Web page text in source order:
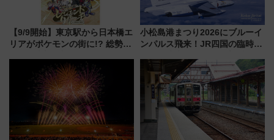
【9/9開始】東京駅から日本橋エ
リアがポケモンの街に!? 総勢
リサーチ」本格謎解き・グッズ
情報まとめ
小松島港まつり2026にブルーイ
ンパルス飛来！JR四国の臨時ダ